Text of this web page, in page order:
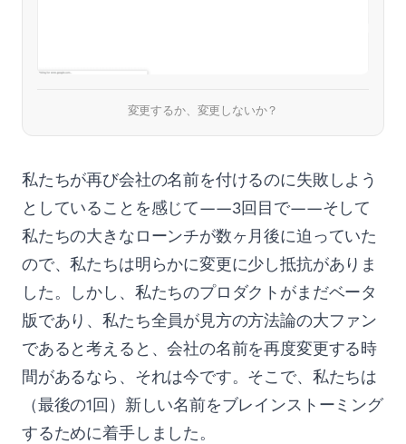
変更するか、変更しないか？
私たちが再び会社の名前を付けるのに失敗しよう
としていることを感じて——3回目で——そして
私たちの大きなローンチが数ヶ月後に迫っていた
ので、私たちは明らかに変更に少し抵抗がありま
した。しかし、私たちのプロダクトがまだベータ
版であり、私たち全員が見方の方法論の大ファン
であると考えると、会社の名前を再度変更する時
間があるなら、それは今です。そこで、私たちは
（最後の1回）新しい名前をブレインストーミング
するために着手しました。